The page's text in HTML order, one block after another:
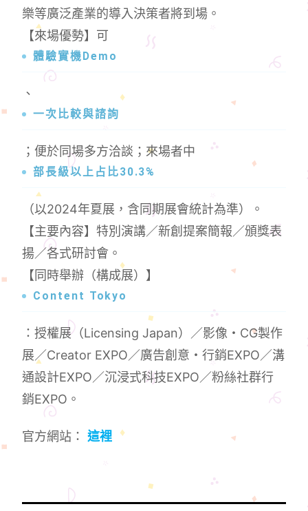
樂等廣泛產業的導入決策者將到場。
【來場優勢】可
體驗實機Demo
、
一次比較與諮詢
；便於同場多方洽談；來場者中
部長級以上占比30.3%
（以2024年夏展，含同期展會統計為準）。
【主要內容】特別演講／新創提案簡報／頒獎表
揚／各式研討會。
【同時舉辦（構成展）】
Content Tokyo
：授權展（Licensing Japan）／影像・CG製作
展／Creator EXPO／廣告創意・行銷EXPO／溝
通設計EXPO／沉浸式科技EXPO／粉絲社群行
銷EXPO。
官方網站：這裡